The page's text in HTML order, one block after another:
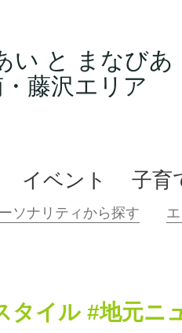
い と まなびあ
藤沢エリア
イベント 子育
タイル #地元ニ